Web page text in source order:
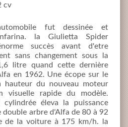
cv
fut dessinée et
la Giulietta Spider
succès avant d'etre
sans changement sous la
litre quand cette dernière
en 1962. Une écope sur le
hauteur du nouveau moteur
visuelle rapide du modèle.
cylindrée éleva la puissance
double arbre d'Alfa de 80 à 92
de la voiture à 175 km/h. la